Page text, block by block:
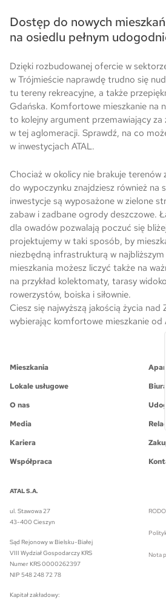
Dostęp do nowych
na osiedlu pełnym
Dzięki rozbudowanej ofercie w
w Trójmieście naprawdę trudno się
tu tereny rekreacyjne, a także
Gdańska. Komfortowe mieszkanie na
to kolejny argument przemawiający za
w tej aglomeracji. Sprawdź, na co
w inwestycjach ATAL.
Chociaż w okolicy nie brakuje terenów
do wypoczynku znajdziesz również na
inwestycje są wyposażone w zielone
zabaw i zadbane ogrody deszczowe.
dla owadów pozwalają poczuć się
projektujemy w taki sposób, by
niezbędną infrastrukturą w
mieszkania możesz liczyć także na
na przykład kolektomaty, tarasy
rowerzystów, boiska i siłownie.
Ciesz się najwyższą jakością życia nad
wybierając komfortowe mieszkanie od
Mieszkania
Lokale usługowe
Biura
O nas
Media
Kariera
Współpraca
ATAL S.A.
ul. Stawowa 27
43-400 Cieszyn
Sąd Rejonowy w Bielsku-Białej
VIII Wydział Gospodarczy KRS
Numer KRS 0000262397
NIP 548 248 72 78
Kapitał zakładowy:
Nota